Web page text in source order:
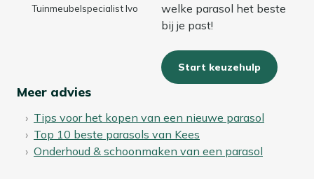
Tuinmeubelspecialist Ivo
welke parasol het beste
bij je past!
Start keuzehulp
Meer advies
Tips voor het kopen van een nieuwe parasol
Top 10 beste parasols van Kees
Onderhoud & schoonmaken van een parasol